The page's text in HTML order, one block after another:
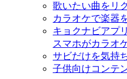
歌いたい曲をリ
カラオケで楽器
キョクナビアプリ
スマホがカラオ
サビだけを気持
子供向けコンテ